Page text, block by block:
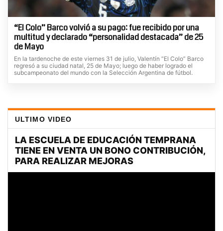
“El Colo” Barco volvió a su pago: fue recibido por una
multitud y declarado “personalidad destacada” de 25
de Mayo
En la tardenoche de este viernes 31 de julio, Valentín “El Colo” Barco
regresó a su ciudad natal, 25 de Mayo; luego de haber logrado el
subcampeonato del mundo con la Selección Argentina de fútbol.
ULTIMO VIDEO